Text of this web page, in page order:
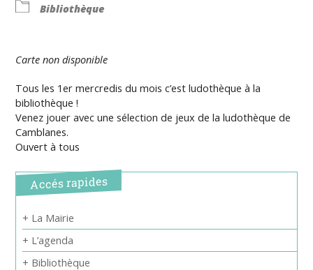
Bibliothèque
Carte non disponible
Tous les 1er mercredis du mois c’est ludothèque à la
bibliothèque !
Venez jouer avec une sélection de jeux de la ludothèque de
Camblanes.
Ouvert à tous
Accés rapides
+ La Mairie
+ L’agenda
+ Bibliothèque